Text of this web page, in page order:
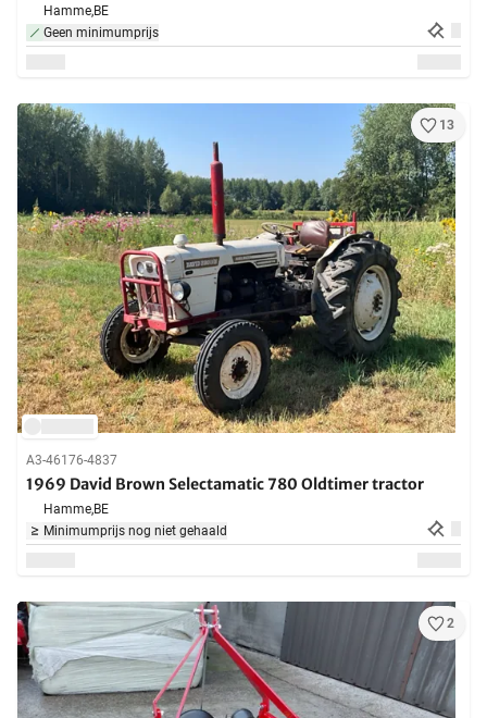
Hamme,BE
Geen minimumprijs
13
A3-46176-4837
1969 David Brown Selectamatic 780 Oldtimer tractor
Hamme,BE
Minimumprijs nog niet gehaald
2